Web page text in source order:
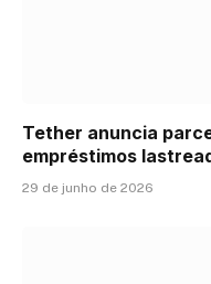
Tether anuncia
empréstimos
29 de junho de 2026